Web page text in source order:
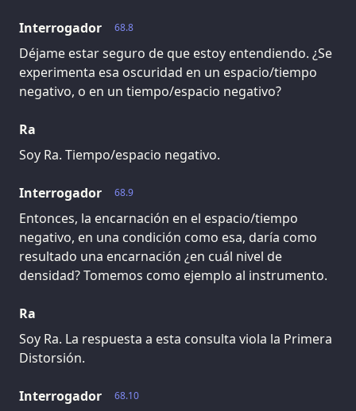
68.8
Interrogador
Déjame estar seguro de que estoy entendiendo. ¿Se
experimenta esa oscuridad en un espacio/tiempo
negativo, o en un tiempo/espacio negativo?
Ra
Soy Ra. Tiempo/espacio negativo.
68.9
Interrogador
Entonces, la encarnación en el espacio/tiempo
negativo, en una condición como esa, daría como
resultado una encarnación ¿en cuál nivel de
densidad? Tomemos como ejemplo al instrumento.
Ra
Soy Ra. La respuesta a esta consulta viola la Primera
Distorsión.
68.10
Interrogador